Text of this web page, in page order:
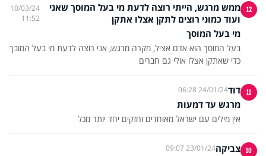
12
ממש מרגש, הייתי רוצה לדעת מי בעל המוסך שאני
ועוד כמוני רוצים לתקן אצלו אתקן
10/03/24
11:52
מי בעל המוסך
בעל המוסך הוא אדם אציל, מקרה מרגש, אני רוצה לדעת מי בעל המובך
כדי שאתקן אצלו אולי גם חברים
11 דוד24/01/24 06:28
מרגש עד דמעות
אין מילים עם ישראל מאוחדים וחזקים יחד יותר מכל
10 צביקה23/01/24 09:07